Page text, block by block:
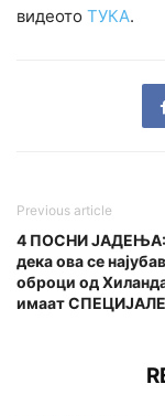
видеото ТУКА.
Previous article
4 ПОСНИ ЈАДЕЊА:
дека ова се
оброци од
имаат